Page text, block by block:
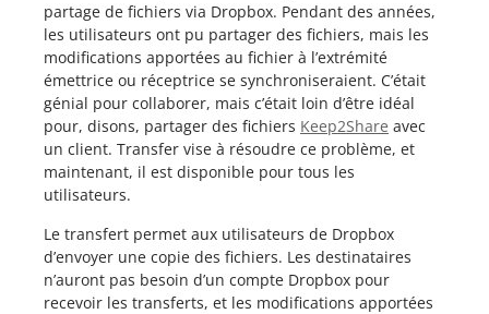
partage de fichiers via Dropbox. Pendant des années,
les utilisateurs ont pu partager des fichiers, mais les
modifications apportées au fichier à l’extrémité
émettrice ou réceptrice se synchroniseraient. C’était
génial pour collaborer, mais c’était loin d’être idéal
pour, disons, partager des fichiers Keep2Share avec
un client. Transfer vise à résoudre ce problème, et
maintenant, il est disponible pour tous les
utilisateurs.
Le transfert permet aux utilisateurs de Dropbox
d’envoyer une copie des fichiers. Les destinataires
n’auront pas besoin d’un compte Dropbox pour
recevoir les transferts, et les modifications apportées